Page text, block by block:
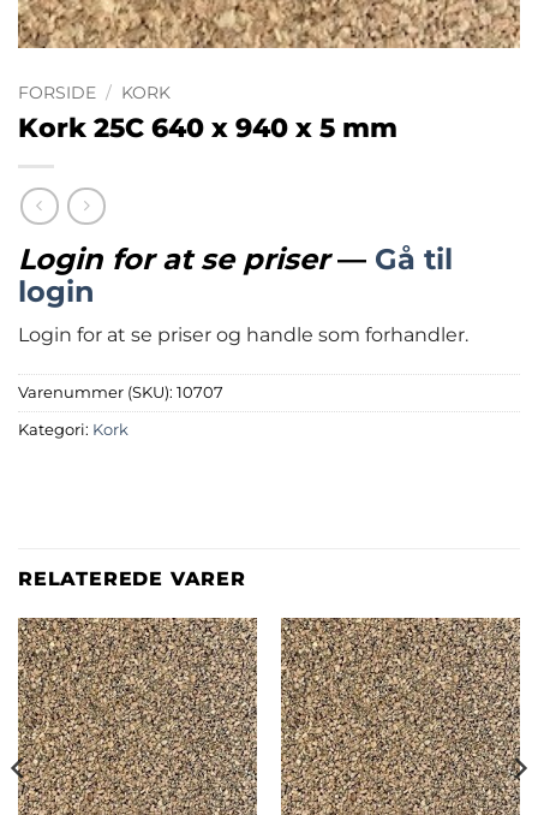
FORSIDE / KORK
Kork 25C 640 x 940 x 5 mm
Login for at se priser— Gå til
login
Login for at se priser og handle som forhandler.
Varenummer (SKU): 10707
Kategori: Kork
RELATEREDE VARER